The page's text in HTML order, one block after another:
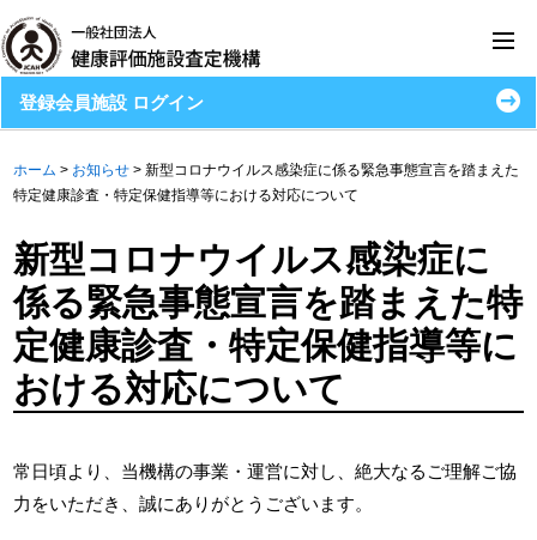
登録会員施設 ログイン
ホーム > お知らせ >新型コロナウイルス感染症に係る緊急事態宣言を踏まえた
特定健康診査・特定保健指導等における対応について
新型コロナウイルス感染症に
係る緊急事態宣言を踏まえた特
定健康診査・特定保健指導等に
おける対応について
常日頃より、当機構の事業・運営に対し、絶大なるご理解ご協
力をいただき、誠にありがとうございます。